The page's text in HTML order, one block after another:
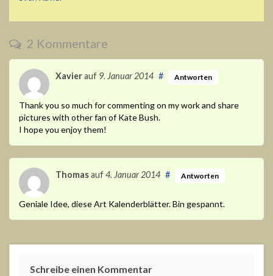
2 Kommentare
Xavierauf 9. Januar 2014 # Antworten
Thank you so much for commenting on my work and share
pictures with other fan of Kate Bush.
I hope you enjoy them!
Thomasauf4. Januar 2014 # Antworten
Geniale Idee, diese Art Kalenderblätter. Bin gespannt.
Schreibe einen Kommentar